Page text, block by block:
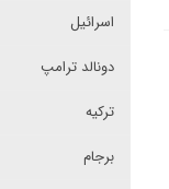
اسرائیل
دونالد ترامپ
ترکیه
برجام